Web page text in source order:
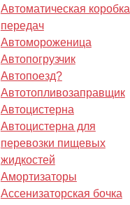
Автоматическая коробка
передач
Автомороженица
Автопогрузчик
Автопоезд?
Автотопливозаправщик
Автоцистерна
Автоцистерна для
перевозки пищевых
жидкостей
Амортизаторы
Ассенизаторская бочка